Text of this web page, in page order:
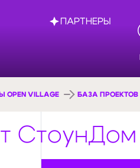
ПАРТНЕРЫ
VILLAGE БАЗА ПРОЕКТОВ
СтоунДом